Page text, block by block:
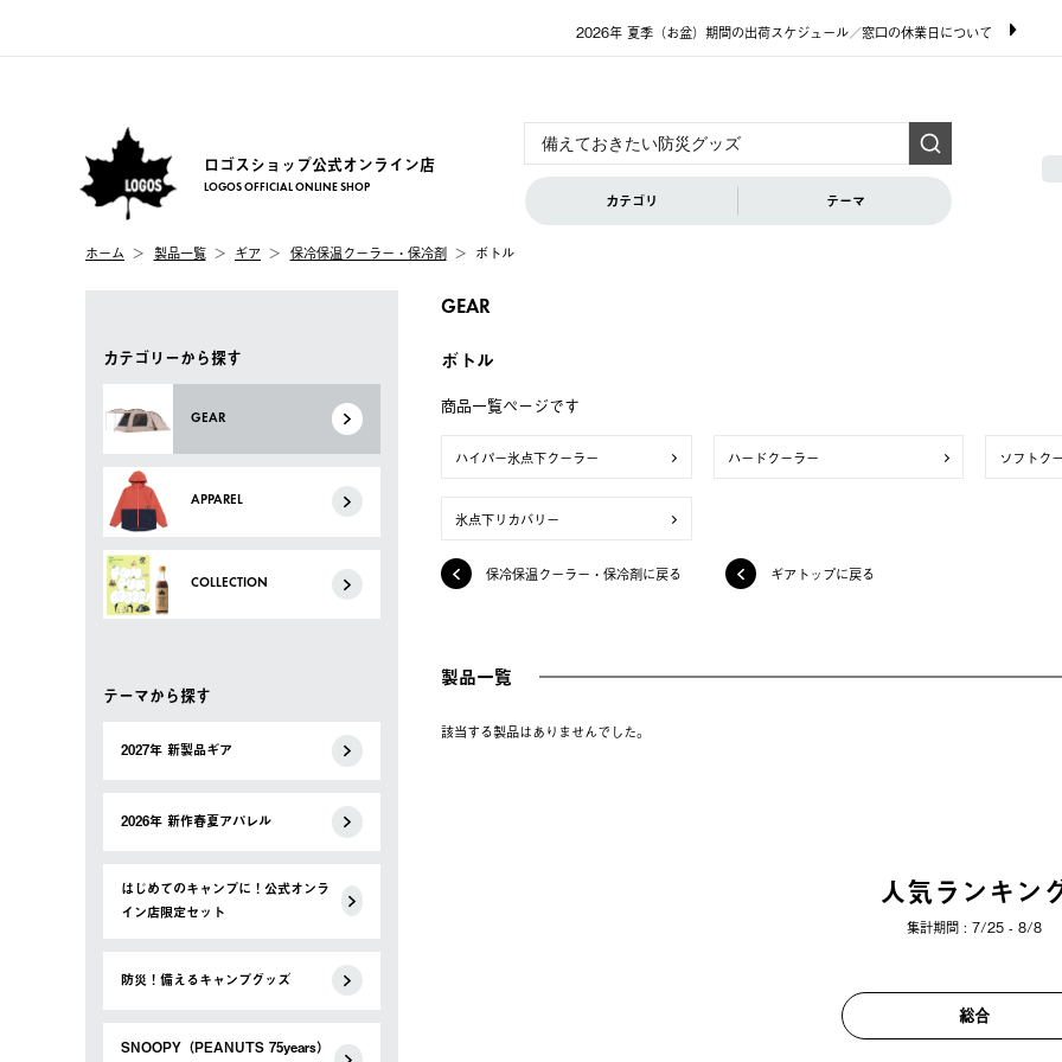
2026年 夏季（お盆）期間の出荷スケジュール／窓口の休業日について
ロゴスショップ公式オンライン店
LOGOS OFFICIAL ONLINE SHOP
カテゴリ テーマ
ホーム 製品一覧 ギア 保冷保温クーラー・保冷剤 ボトル
カテゴリーから探す
GEAR
APPAREL
COLLECTION
テーマから探す
2027年 新製品ギア
2026年 新作春夏アパレル
はじめてのキャンプに！公式オンラ
イン店限定セット
防災！備えるキャンプグッズ
SNOOPY（PEANUTS 75years）
GEAR
ボトル
商品一覧ページです
ハイパー氷点下クーラー ハードクーラー ソフトク
氷点下リカバリー
保冷保温クーラー・保冷剤に戻る ギアトップに戻る
製品一覧
該当する製品はありませんでした。
人気ランキン
集計期間 : 7/25 - 8/8
総合